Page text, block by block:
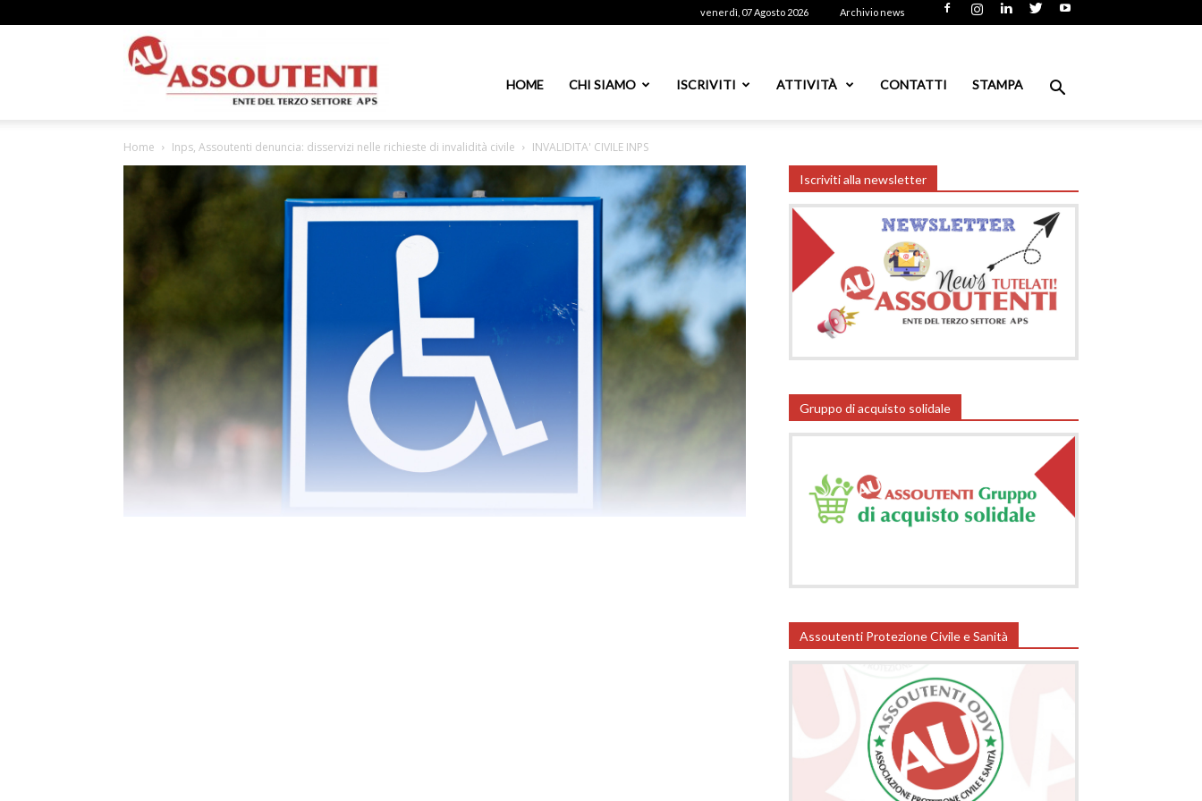
venerdì, 07 Agosto 2026 Archivio news
Nazionale
APS
–
Tutela
HOME CHI SIAMO ISCRIVITI ATTIVITÀ CONTATTI STAMPA
Home Inps, Assoutenti denuncia: disservizi nelle richieste di invalidità civile INVALIDITA' CIVILE INPS
Iscriviti alla newsletter
Gruppo di acquisto solidale
Assoutenti Protezione Civile e Sanità